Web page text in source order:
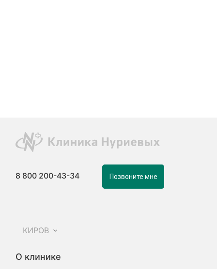
8 800 200-43-34 Позвоните мне
КИРОВ
О клинике